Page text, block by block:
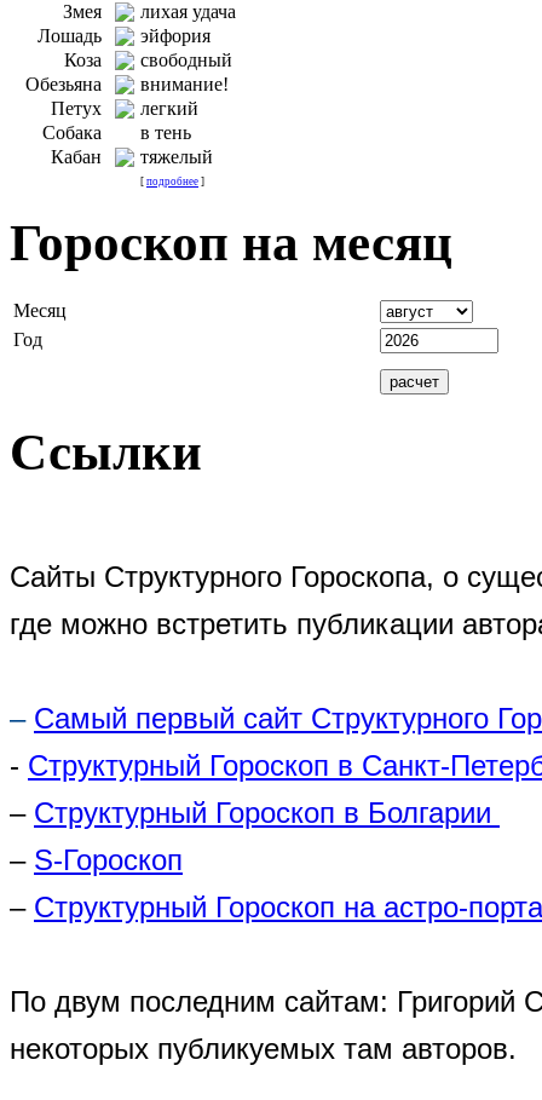
Змея
лихая удача
Лошадь
эйфория
Коза
свободный
Обезьяна
внимание!
Петух
легкий
Собака
в тень
Кабан
тяжелый
[ подробнее ]
Гороскоп на месяц
Месяц
Год
Ссылки
Сайты Структурного Гороскопа, о
где можно встретить публикации
– Самый первый сайт Структурного
- Структурный Гороскоп в Санкт-
– Структурный Гороскоп в Болгарии
– S-Гороскоп
– Структурный Гороскоп на астро-
По двум последним сайтам: Григорий
некоторых публикуемых там авторов.